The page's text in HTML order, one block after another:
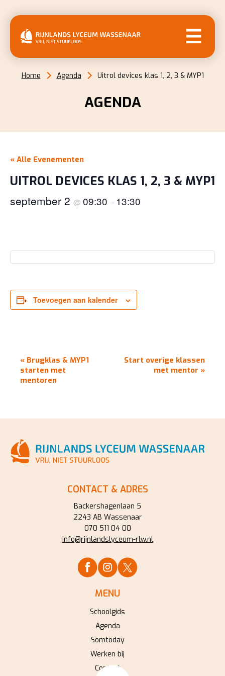
Home Agenda Uitrol devices klas 1, 2, 3 & MYP1
AGENDA
« Alle Evenementen
UITROL DEVICES KLAS 1, 2, 3 & MYP1
september 2 @ 09:30 – 13:30
Toevoegen aan kalender
EVENEMENT
NAVIGATIE
« Brugklas & MYP1
starten met
mentoren
Start overige klassen
met mentor »
CONTACT & ADRES
Backershagenlaan 5
2243 AB Wassenaar
070 511 04 00
info@rijnlandslyceum-rlw.nl
MENU
Schoolgids
Agenda
Somtoday
Werken bij
Contact